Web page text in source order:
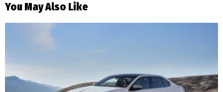
You May Also Like